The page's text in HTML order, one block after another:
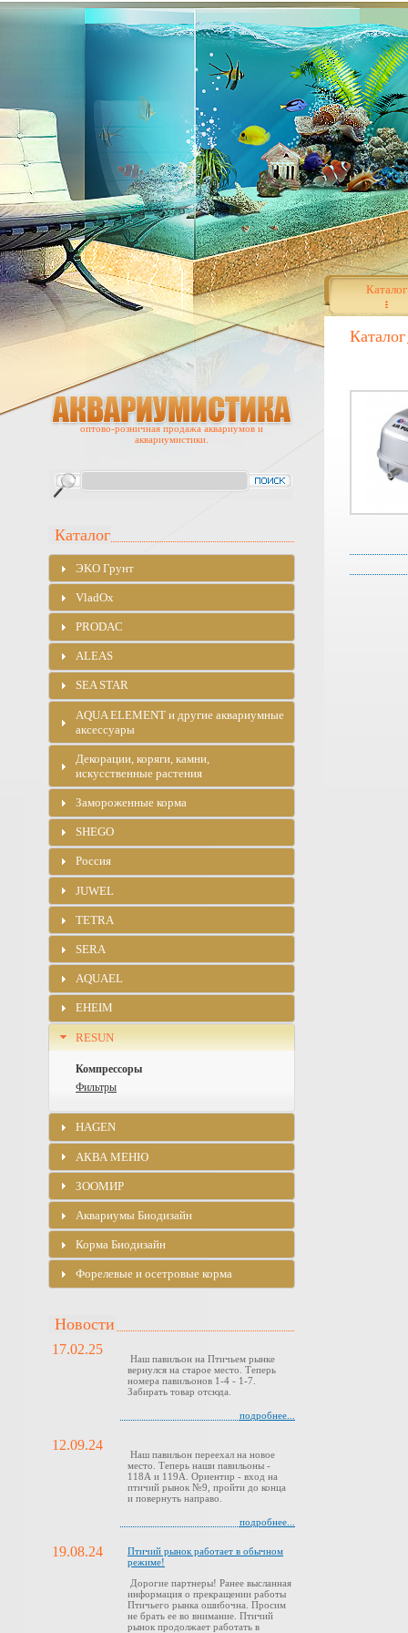
Каталог
Каталог
оптово-розничная продажа аквариумов и
аквариумистики.
Каталог
ЭKO Грунт
VladOx
PRODAC
ALEAS
SEA STAR
AQUA ELEMENT и другие аквариумные
аксессуары
Декорации, коряги, камни,
искусственные растения
Замороженные корма
SHEGO
Россия
JUWEL
TETRA
SERA
AQUAEL
EHEIM
RESUN
Компрессоры
Фильтры
HAGEN
АКВА МЕНЮ
ЗООМИР
Аквариумы Биодизайн
Корма Биодизайн
Форелевые и осетровые корма
Новости
17.02.25
Наш павильон на Птичьем рынке
вернулся на старое место. Теперь
номера павильонов 1-4 - 1-7.
Забирать товар отсюда.
подробнее...
12.09.24
Наш павильон переехал на новое
место. Теперь наши павильоны -
118А и 119А. Ориентир - вход на
птичий рынок №9, пройти до конца
и повернуть направо.
подробнее...
19.08.24
Птичий рынок работает в обычном
режиме!
Дорогие партнеры! Ранее высланная
информация о прекращении работы
Птичьего рынка ошибочна. Просим
не брать ее во внимание. Птичий
рынок продолжает работать в